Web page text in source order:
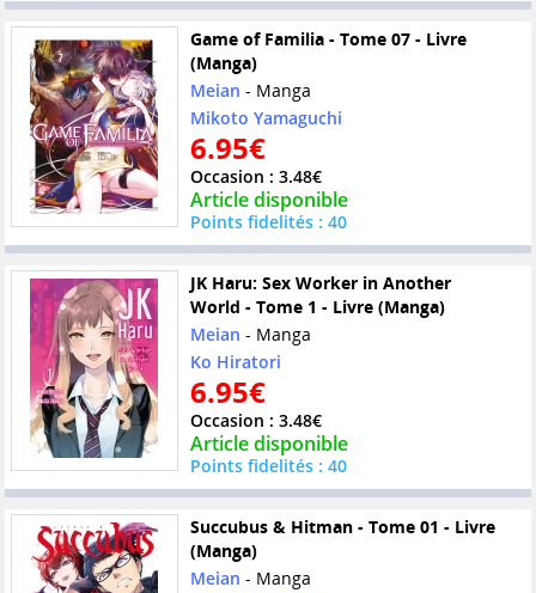
Game of Familia - Tome 07 - Livre
(Manga)
Meian - Manga
Mikoto Yamaguchi
6.95€
Occasion : 3.48€
Article disponible
Points fidelités : 40
JK Haru: Sex Worker in Another
World - Tome 1 - Livre (Manga)
Meian - Manga
Ko Hiratori
6.95€
Occasion : 3.48€
Article disponible
Points fidelités : 40
Succubus & Hitman - Tome 01 - Livre
(Manga)
Meian - Manga